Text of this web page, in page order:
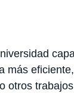
más
otros